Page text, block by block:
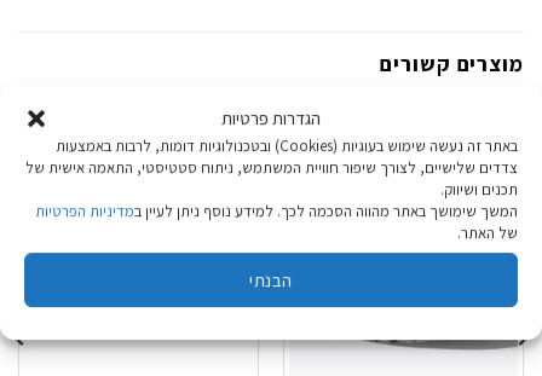
הגדרות פרטיות
באתר זה נעשה שימוש בעוגיות (Cookies) ובטכנולוגיות דומות, לרבות באמצעות
צדדים שלישיים, לצורך שיפור חוויית המשתמש, ניתוח סטטיסטי, התאמה אישית של
תכנים ושיווק.
המשך שימושך באתר מהווה הסכמה לכך. למידע נוסף ניתן לעיין במדיניות הפרטיות
של האתר.
הבנתי
מוצרים קשורים
מידות אחרונות: 38, 40, 40.6, 42